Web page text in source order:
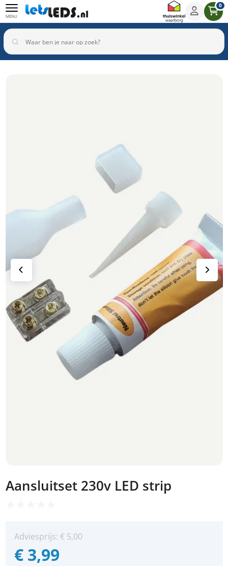
MENU
0
Aansluitset 230v LED strip
Adviesprijs: € 5,00
€ 3,99